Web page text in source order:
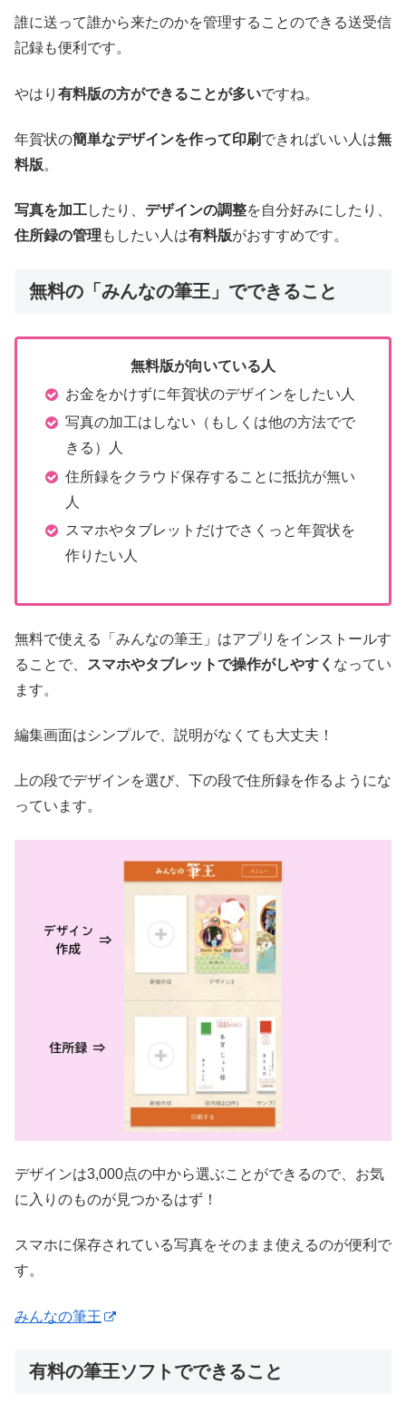
誰に送って誰から来たのかを管理することのできる送受信
記録も便利です。
やはり 有料版の方ができることが多いですね。
年賀状の簡単なデザインを作って印刷 できればいい人は無
料版。
写真を加工したり、 デザインの調整を自分好みにしたり、
住所録の管理 もしたい人は有料版がおすすめです。
無料の「みんなの筆王」でできること
無料版が向いている人
お金をかけずに年賀状のデザインをしたい人
写真の加工はしない（もしくは他の方法でで
きる）人
住所録をクラウド保存することに抵抗が無い
人
スマホやタブレットだけでさくっと年賀状を
作りたい人
無料で使える「みんなの筆王」はアプリをインストールす
ることで、
スマホやタブレットで操作がしやすく なってい
ます。
編集画面はシンプルで、説明がなくても大丈夫！
上の段でデザインを選び、下の段で住所録を作るようにな
っています。
デザインは3,000点の中から選ぶことができるので、お気
に入りのものが見つかるはず！
スマホに保存されている写真をそのまま使えるのが便利で
す。
みんなの筆王
有料の筆王ソフトでできること